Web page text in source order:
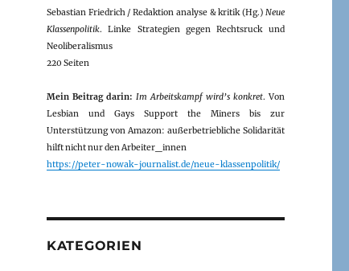
Sebastian Friedrich / Redaktion analyse & kritik (Hg.) Neue
Klassenpolitik. Linke Strategien gegen Rechtsruck und
Neoliberalismus
220 Seiten
Mein Beitrag darin: Im Arbeitskampf wird’s konkret. Von
Lesbian und Gays Support the Miners bis zur
Unterstützung von Amazon: außerbetriebliche Solidarität
hilft nicht nur den Arbeiter_innen
https://peter-nowak-journalist.de/neue-klassenpolitik/
KATEGORIEN